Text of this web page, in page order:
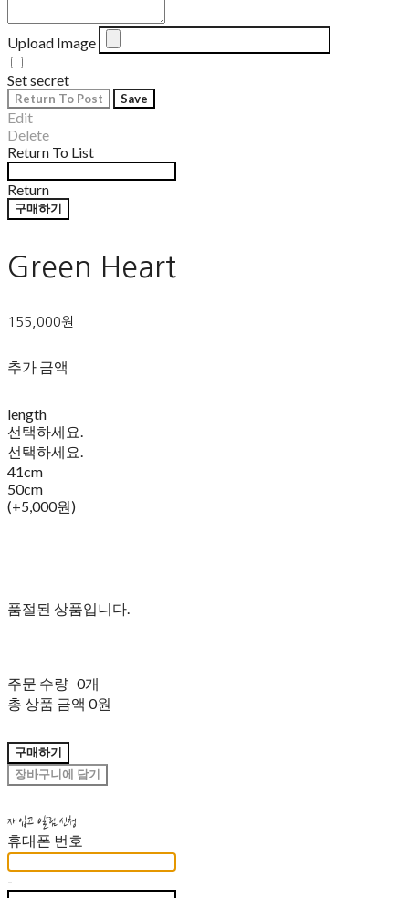
Upload Image
Set secret
Return To Post Save
Edit
Delete
Return To List
Return
구매하기
Green Heart
155,000원
추가 금액
length
선택하세요.
선택하세요.
41cm
50cm
(+5,000원)
품절된 상품입니다.
주문 수량 0개
총 상품 금액 0원
구매하기
장바구니에 담기
재입고 알림 신청
휴대폰 번호
-